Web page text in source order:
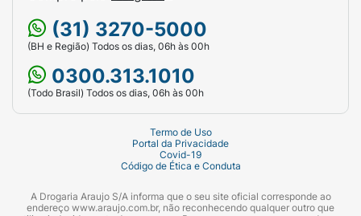
(31) 3270-5000
(BH e Região) Todos os dias, 06h às 00h
0300.313.1010
(Todo Brasil) Todos os dias, 06h às 00h
Termo de Uso
Portal da Privacidade
Covid-19
Código de Ética e Conduta
A Drogaria Araujo S/A informa que o seu site oficial corresponde ao
endereço www.araujo.com.br, não reconhecendo qualquer outro que